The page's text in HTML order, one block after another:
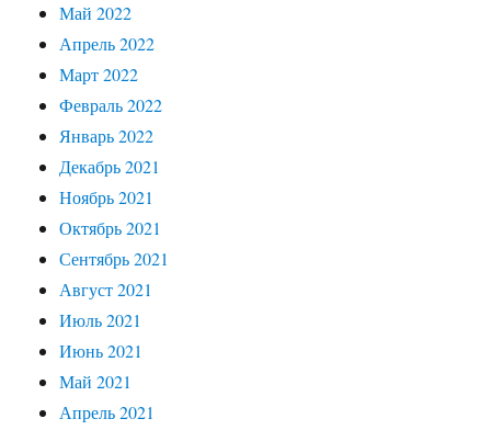
Май 2022
Апрель 2022
Март 2022
Февраль 2022
Январь 2022
Декабрь 2021
Ноябрь 2021
Октябрь 2021
Сентябрь 2021
Август 2021
Июль 2021
Июнь 2021
Май 2021
Апрель 2021